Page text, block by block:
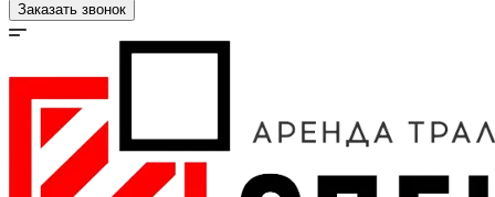
Заказать звонок